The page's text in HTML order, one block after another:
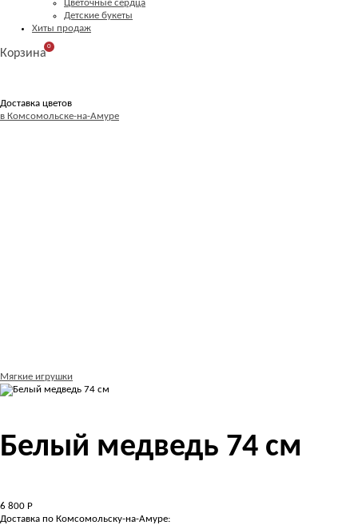
Цветочные сердца
Детские букеты
Хиты продаж
Корзина
0
Доставка цветов
в Комсомольске-на-Амуре
Мягкие игрушки
Белый медведь 74 см
6 800 Р
Доставка по Комсомольску-на-Амуре: